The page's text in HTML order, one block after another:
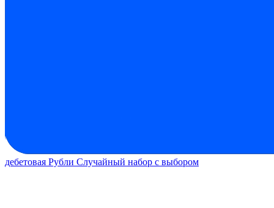
дебетовая Рубли Случайный набор с выбором